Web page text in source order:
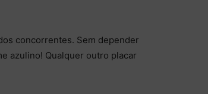
concorrentes. Sem depender
azulino! Qualquer outro placar